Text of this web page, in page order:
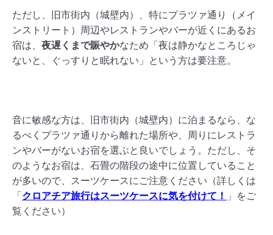
ただし、旧市街内（城壁内）、特にプラツァ通り（メイ
ンストリート）周辺やレストランやバーが近くにあるお
宿は、 夜遅くまで賑やかなため「夜は静かなところじゃ
ないと、ぐっすりと眠れない」という方は要注意。
音に敏感な方は、旧市街内（城壁内）に泊まるなら、な
るべくプラツァ通りから離れた場所や、周りにレストラ
ンやバーがないお宿を選ぶと良いでしょう。ただし、そ
のようなお宿は、石畳の階段の途中に位置していること
が多いので、スーツケースにご注意ください（詳しくは
「 クロアチア旅行はスーツケースに気を付けて！
」をご
覧ください）